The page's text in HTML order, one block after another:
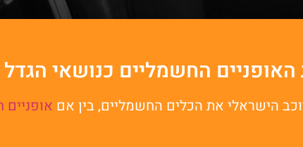
האופניים החשמליים כנושאי
הישראלי את הכלים החשמליים, בין אם